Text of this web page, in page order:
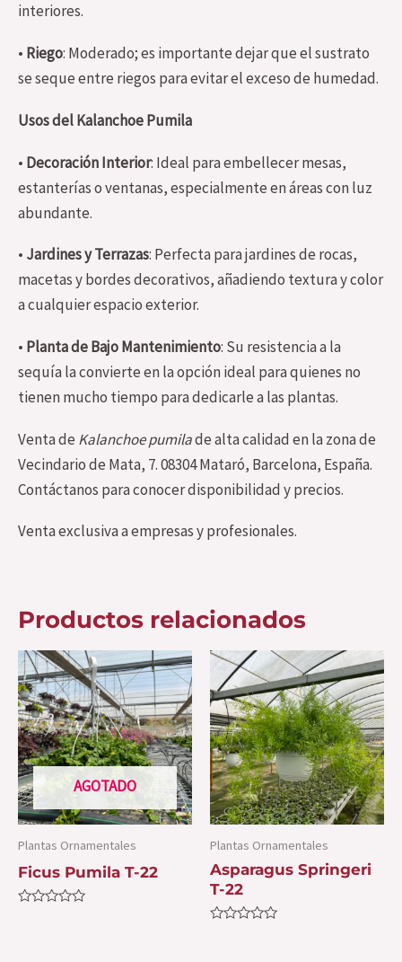
interiores.
• Riego: Moderado; es importante dejar que el sustrato
se seque entre riegos para evitar el exceso de humedad.
Usos del Kalanchoe Pumila
• Decoración Interior: Ideal para embellecer mesas,
estanterías o ventanas, especialmente en áreas con luz
abundante.
• Jardines y Terrazas: Perfecta para jardines de rocas,
macetas y bordes decorativos, añadiendo textura y color
a cualquier espacio exterior.
• Planta de Bajo Mantenimiento: Su resistencia a la
sequía la convierte en la opción ideal para quienes no
tienen mucho tiempo para dedicarle a las plantas.
Venta de Kalanchoe pumilade alta calidad en la zona de
Vecindario de Mata, 7. 08304 Mataró, Barcelona, España.
Contáctanos para conocer disponibilidad y precios.
Venta exclusiva a empresas y profesionales.
Productos relacionados
AGOTADO
Plantas Ornamentales
Ficus Pumila T-22
Plantas Ornamentales
Asparagus Springeri
T-22